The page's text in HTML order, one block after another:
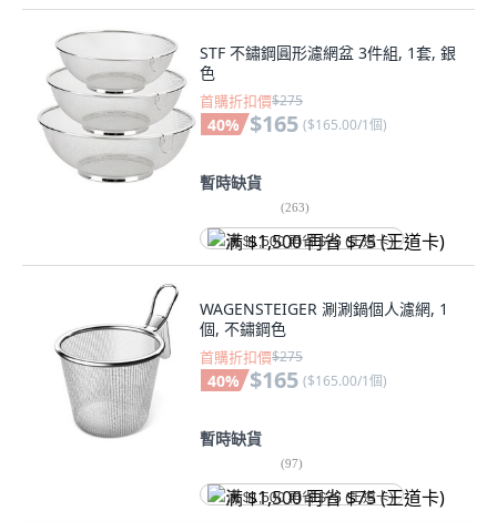
STF 不鏽鋼圓形濾網盆 3件組, 1套, 銀
色
首購折扣價$275
40% $165 ($165.00/1個)
暫時缺貨
(263)
满 $1,500 再省 $75 (王道卡)
WAGENSTEIGER 涮涮鍋個人濾網, 1
個, 不鏽鋼色
首購折扣價$275
40% $165 ($165.00/1個)
暫時缺貨
(97)
满 $1,500 再省 $75 (王道卡)